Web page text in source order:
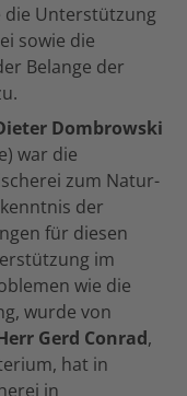
die Unterstützung
sowie die
Belange der
Dombrowski
war die
zum Natur-
der
für diesen
im
wie die
wurde von
Gerd Conrad,
hat in
in